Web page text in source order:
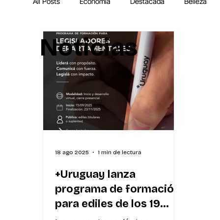
IA MEGA Experiencia Endeavor
+Uruguay lanza
programa de formación
para ediles de los 19
18 ago 2025 1 min de lectura
Noticias